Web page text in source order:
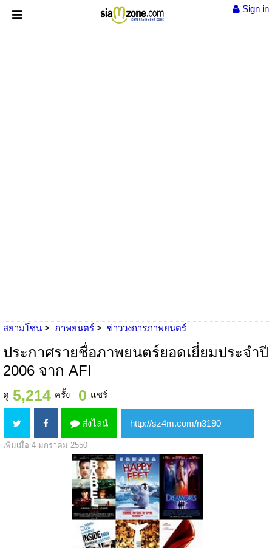
Sign in
สยามโซน ภาพยนตร์ ข่าววงการภาพยนตร์
ประกาศรายชื่อภาพยนตร์ยอดเยี่ยมประจำปี
2006 จาก AFI
ดู 5,214 ครั้ง 0 แชร์
ส่งไลน์
เพิ่มเมื่อ 4 มกราคม 2550